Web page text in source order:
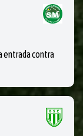
entrada contra